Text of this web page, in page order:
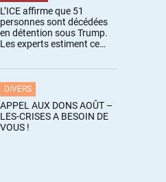
L’ICE affirme que 51
personnes sont décédées
en détention sous Trump.
Les experts estiment ce
DIVERS
APPEL AUX DONS AOÛT –
LES-CRISES A BESOIN DE
VOUS !